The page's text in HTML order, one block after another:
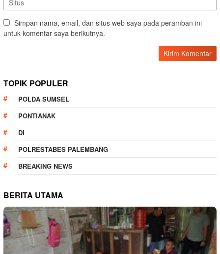
Simpan nama, email, dan situs web saya pada peramban ini
untuk komentar saya berikutnya.
TOPIK POPULER
POLDA SUMSEL
PONTIANAK
DI
POLRESTABES PALEMBANG
BREAKING NEWS
BERITA UTAMA